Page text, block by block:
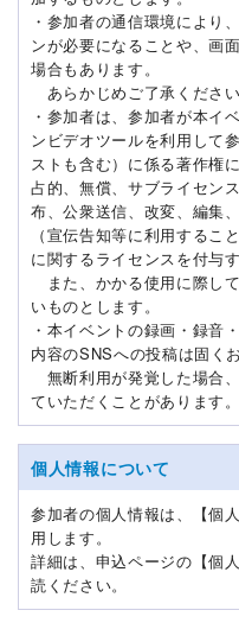
・参加者の通信環境により
ンが必要になることや、画
場合もあります。
あらかじめご了承ください
・参加者は、参加者が本イ
ンビデオツールを利用して
ストも含む）に係る著作権
占的、無償、サブライセン
布、公衆送信、改変、編集
（宣伝告知等に利用するこ
に関するライセンスを付与
また、かかる使用に際し
いものとします。
・本イベントの録画・録音
内容のSNSへの投稿は固く
無断利用が発覚した場合
ていただくことがあります。
個人情報について
参加者の個人情報は、【個
用します。
詳細は、申込ページの【個
読ください。